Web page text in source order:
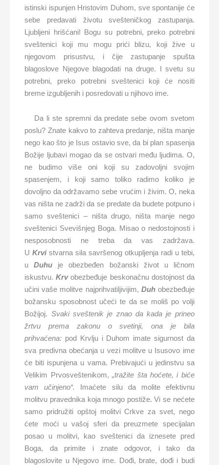
istinski ispunjen Hristovim Duhom, sve spontanije će
sebe predavati životu svešteničkog zastupanja.
Ljubljeni hrišćani! Bogu su potrebni, preko potrebni
sveštenici koji mu mogu prići blizu, koji žive u
njegovom prisustvu, i čije zastupanje spušta
blagoslove Njegove blagodati na druge. I svetu su
potrebni, preko potrebni sveštenici koji će nositi
breme izgubljenih i posredovati u njihovo ime.
Da li ste spremni da predate sebe ovom svetom
poslu? Znate kakvo to zahteva predanje, ništa manje
nego kao što je Isus ostavio sve, da bi plan spasenja
Božije ljubavi mogao da se ostvari među ljudima. O,
ne budimo više oni koji su zadovoljni svojim
spasenjem, i koji samo toliko radimo koliko je
dovoljno da održavamo sebe vrućim i živim. O, neka
vas ništa ne zadrži da se predate da budete potpuno i
samo sveštenici – ništa drugo, ništa manje nego
sveštenici Svevišnjeg Boga. Misao o nedostojnosti i
nesposobnosti ne treba da vas zadržava.
UKrvistvarna sila savršenog otkupljenja radi u tebi,
uDuhu je obezbeđen božanski život u ličnom
iskustvu.Krvobezbeđuje beskonačnu dostojnost da
učini vaše molitve najprihvatiljivijim, Duhobezbeđuje
božansku sposobnost učeći te da se moliš po volji
Božijoj. Svaki sveštenik je znao da kada je prineo
žrtvu prema zakonu o svetinji, ona je bila
prihvaćena: pod Krvlju i Duhom imate sigurnost da
sva predivna obećanja u vezi molitve u Isusovo ime
će biti ispunjena u vama. Prebivajući u jedinstvu sa
Velikim Prvosveštenikom,„tražite šta hoćete, i biće
vam učinjeno“. Imaćete silu da molite efektivnu
molitvu pravednika koja mnogo postiže. Vi se nećete
samo pridružiti opštoj molitvi Crkve za svet, nego
ćete moći u vašoj sferi da preuzmete specijalan
posao u molitvi, kao sveštenici da iznesete pred
Boga, da primite i znate odgovor, i tako da
blagoslovite u Njegovo ime. Dođi, brate, dođi i budi